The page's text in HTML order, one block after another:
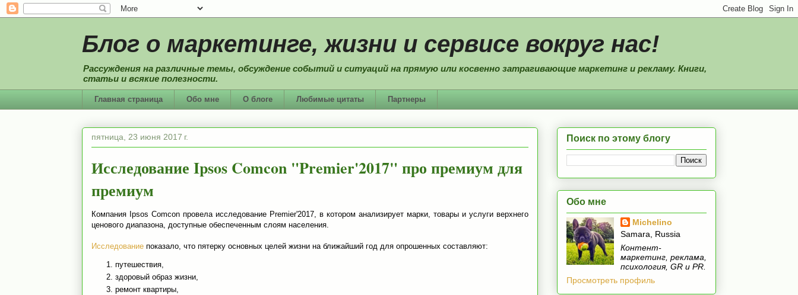
Блог о маркетинге, жизни и сервисе вокруг нас!
Рассуждения на различные темы, обсуждение событий и ситуаций на прямую или косвенно затрагивающие маркетинг и рекламу. Книги,
статьи и всякие полезности.
Главная страница Обо мне О блоге Любимые цитаты Партнеры
пятница, 23 июня 2017 г.
Исследование Ipsos Comcon "Premier'2017" про премиум для
премиум
Компания Ipsos Comcon провела исследование Premier'2017, в котором анализирует марки, товары и услуги верхнего
ценового диапазона, доступные обеспеченным слоям населения.
Исследование показало, что пятерку основных целей жизни на ближайший год для опрошенных составляют:
путешествия,
здоровый образ жизни,
ремонт квартиры,
Поиск по этому блогу
Обо мне
Michelino
Samara, Russia
Контент-
маркетинг, реклама,
психология, GR и PR.
Просмотреть профиль